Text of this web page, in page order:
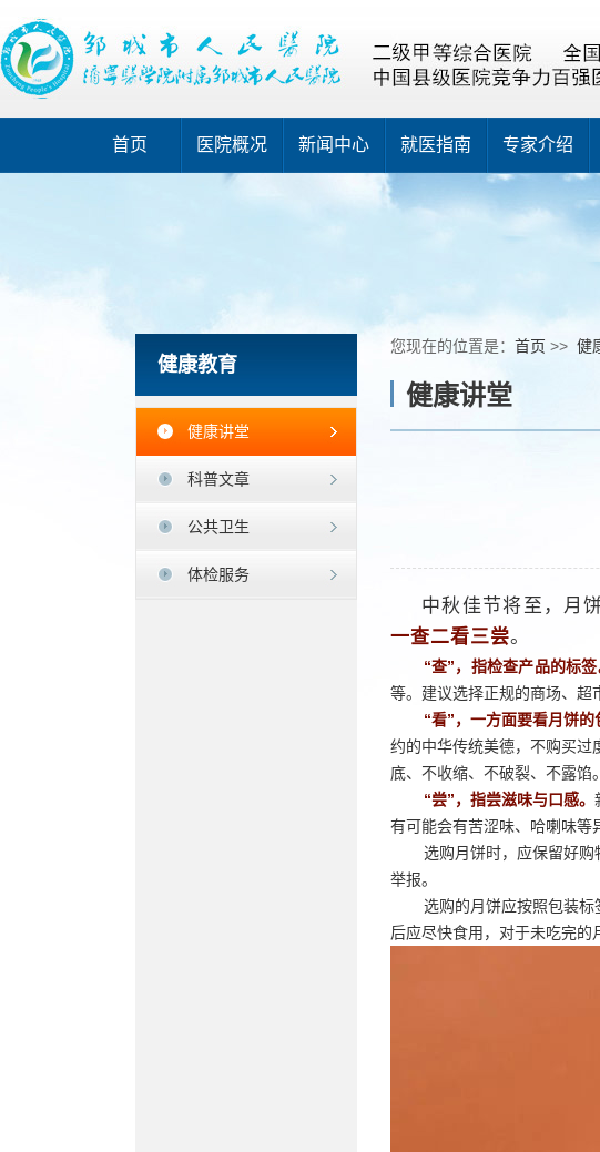
首页 医院概况 新闻中心 就医指南 专家介绍
健康教育
健康讲堂
科普文章
公共卫生
体检服务
您现在的位置是： 首页 >> 健
健康讲堂
中秋佳节将至，月
一查二看三尝。
“查”，指检查产品的标签
等。建议选择正规的商场、超
“看”，一方面要看月饼的
约的中华传统美德，不购买过
底、不收缩、不破裂、不露馅。
“尝”，指尝滋味与口感。
有可能会有苦涩味、哈喇味等
选购月饼时，应保留好
举报。
选购的月饼应按照包装
后应尽快食用，对于未吃完的